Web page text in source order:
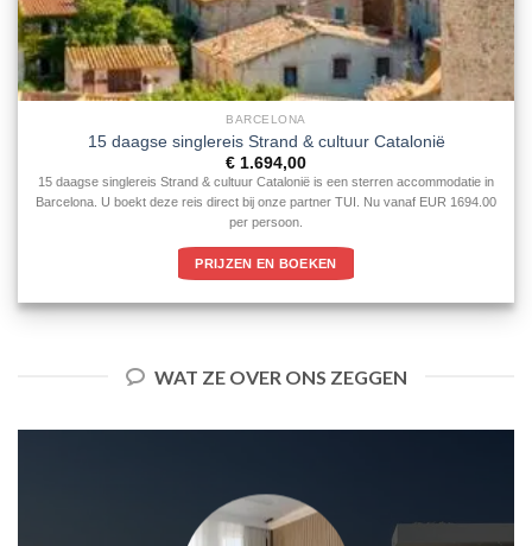
BARCELONA
15 daagse singlereis Strand & cultuur Catalonië
€ 1.694,00
15 daagse singlereis Strand & cultuur Catalonië is een sterren accommodatie in
Barcelona. U boekt deze reis direct bij onze partner TUI. Nu vanaf EUR 1694.00
per persoon.
PRIJZEN EN BOEKEN
WAT ZE OVER ONS ZEGGEN